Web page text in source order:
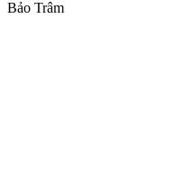
Bảo Trâm